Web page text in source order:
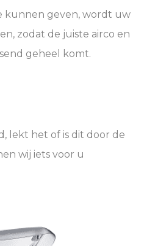
kunnen geven, wordt uw
zodat de juiste airco en
geheel komt.
lekt het of is dit door de
wij iets voor u